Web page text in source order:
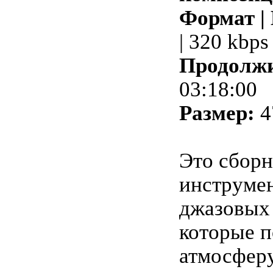
Формат |
| 320 kbps
03:18:00
Размер:
Это
которые